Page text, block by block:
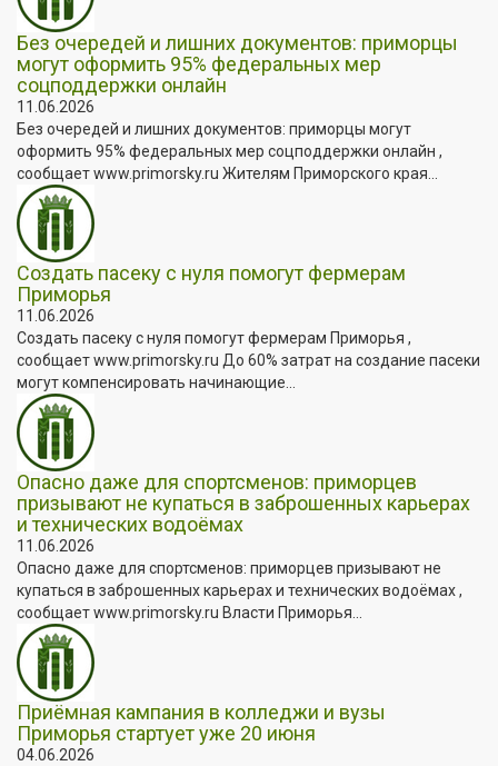
Без очередей и лишних документов: приморцы
могут оформить 95% федеральных мер
соцподдержки онлайн
11.06.2026
Без очередей и лишних документов: приморцы могут
оформить 95% федеральных мер соцподдержки онлайн ,
сообщает www.primorsky.ru Жителям Приморского края...
Создать пасеку с нуля помогут фермерам
Приморья
11.06.2026
Создать пасеку с нуля помогут фермерам Приморья ,
сообщает www.primorsky.ru До 60% затрат на создание пасеки
могут компенсировать начинающие...
Опасно даже для спортсменов: приморцев
призывают не купаться в заброшенных карьерах
и технических водоёмах
11.06.2026
Опасно даже для спортсменов: приморцев призывают не
купаться в заброшенных карьерах и технических водоёмах ,
сообщает www.primorsky.ru Власти Приморья...
Приёмная кампания в колледжи и вузы
Приморья стартует уже 20 июня
04.06.2026